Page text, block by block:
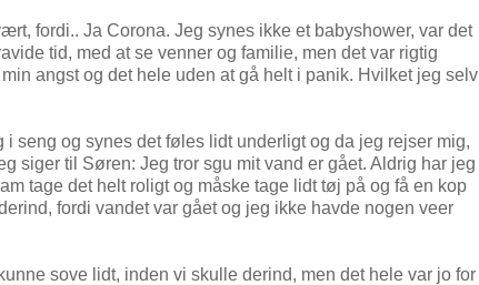
fordi.. Ja Corona. Jeg synes ikke et babyshower, var det
tid, med at se venner og familie, men det var rigtig
angst og det hele uden at gå helt i panik. Hvilket jeg selv
seng og synes det føles lidt underligt og da jeg rejser mig,
siger til Søren: Jeg tror sgu mit vand er gået. Aldrig har jeg
tage det helt roligt og måske tage lidt tøj på og få en kop
fordi vandet var gået og jeg ikke havde nogen veer
sove lidt, inden vi skulle derind, men det hele var jo for